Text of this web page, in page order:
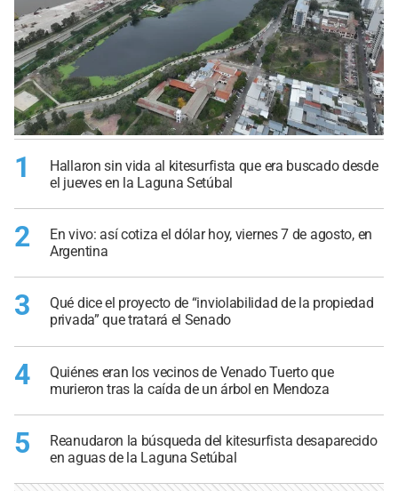
1
Hallaron sin vida al kitesurfista que era buscado desde
el jueves en la Laguna Setúbal
2
En vivo: así cotiza el dólar hoy, viernes 7 de agosto, en
Argentina
3
Qué dice el proyecto de “inviolabilidad de la propiedad
privada” que tratará el Senado
4
Quiénes eran los vecinos de Venado Tuerto que
murieron tras la caída de un árbol en Mendoza
5
Reanudaron la búsqueda del kitesurfista desaparecido
en aguas de la Laguna Setúbal